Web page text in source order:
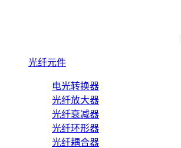
光纤元件
电光转换器
光纤放大器
光纤衰减器
光纤环形器
光纤耦合器